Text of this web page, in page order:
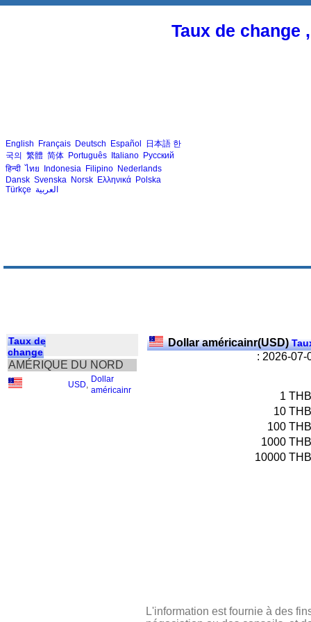
Taux de change
English Français Deutsch Español 日本語 한
국의 繁體 简体 Português Italiano Русский
हिन्दी ไทย Indonesia Filipino Nederlands
Dansk Svenska Norsk Ελληνικά Polska
Türkçe العربية
Taux de
change
AMÉRIQUE DU NORD
USD
Dollar
américainr
Dollar américainr(USD)
: 2026-07-
1
10
100
1000
10000
L'information est fournie à des